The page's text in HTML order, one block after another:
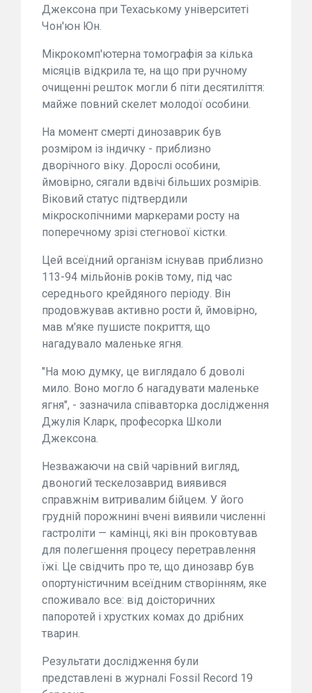
Джексона при Техаському університеті
Чон'юн Юн.
Мікрокомп'ютерна томографія за кілька
місяців відкрила те, на що при ручному
очищенні решток могли б піти десятиліття:
майже повний скелет молодої особини.
На момент смерті динозаврик був
розміром із індичку - приблизно
дворічного віку. Дорослі особини,
ймовірно, сягали вдвічі більших розмірів.
Віковий статус підтвердили
мікроскопічними маркерами росту на
поперечному зрізі стегнової кістки.
Цей всеїдний організм існував приблизно
113-94 мільйонів років тому, під час
середнього крейдяного періоду. Він
продовжував активно рости й, ймовірно,
мав м'яке пушисте покриття, що
нагадувало маленьке ягня.
"На мою думку, це виглядало б доволі
мило. Воно могло б нагадувати маленьке
ягня", - зазначила співавторка дослідження
Джулія Кларк, професорка Школи
Джексона.
Незважаючи на свій чарівний вигляд,
двоногий тескелозаврид виявився
справжнім витривалим бійцем. У його
грудній порожнині вчені виявили численні
гастроліти — камінці, які він проковтував
для полегшення процесу перетравлення
їжі. Це свідчить про те, що динозавр був
опортуністичним всеїдним створінням, яке
споживало все: від доісторичних
папоротей і хрустких комах до дрібних
тварин.
Результати дослідження були
представлені в журналі Fossil Record 19